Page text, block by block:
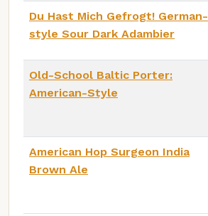
Du Hast Mich Gefrogt! German-
style Sour Dark Adambier
Old-School Baltic Porter:
American-Style
American Hop Surgeon India
Brown Ale